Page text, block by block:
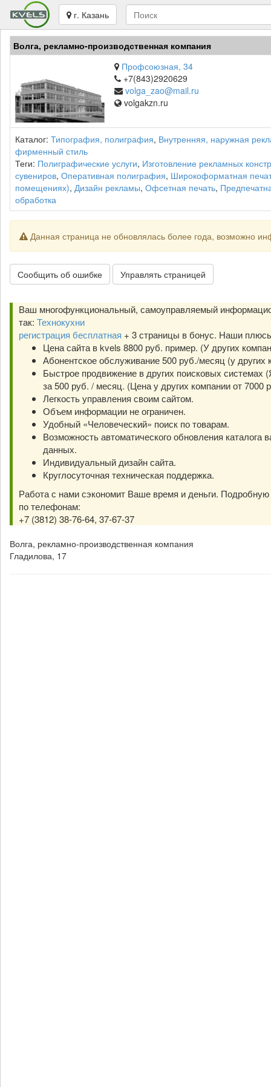
г. Казань
Волга, рекламно-производственная компания
Профсоюзная, 34
+7(843)2920629
volga_zao@mail.ru
volgakzn.ru
Каталог: Типография, полиграфия, Внутренняя, наружная
фирменный стиль
Теги: Полиграфические услуги, Изготовление рекламных
сувениров, Оперативная полиграфия, Широкоформатная
помещениях), Дизайн рекламы, Офсетная печать,
обработка
Данная страница не обновлялась более года, возможно
Сообщить об ошибке Управлять страницей
Ваш многофункциональный, самоуправляемый
так: Технокухни
регистрация бесплатная + 3 страницы в бонус. Наши
Цена сайта в kvels 8800 руб. пример. (У других
Абонентское обслуживание 500 руб./месяц (у других
Быстрое продвижение в других поисковых системах
за 500 руб. / месяц. (Цена у других компании от 7000
Легкость управления своим сайтом.
Объем информации не ограничен.
Удобный «Человеческий» поиск по товарам.
Возможность автоматического обновления каталога
данных.
Индивидуальный дизайн сайта.
Круглосуточная техническая поддержка.
Работа с нами сэкономит Ваше время и деньги.
по телефонам:
+7 (3812) 38-76-64, 37-67-37
Волга, рекламно-производственная компания
Гладилова, 17